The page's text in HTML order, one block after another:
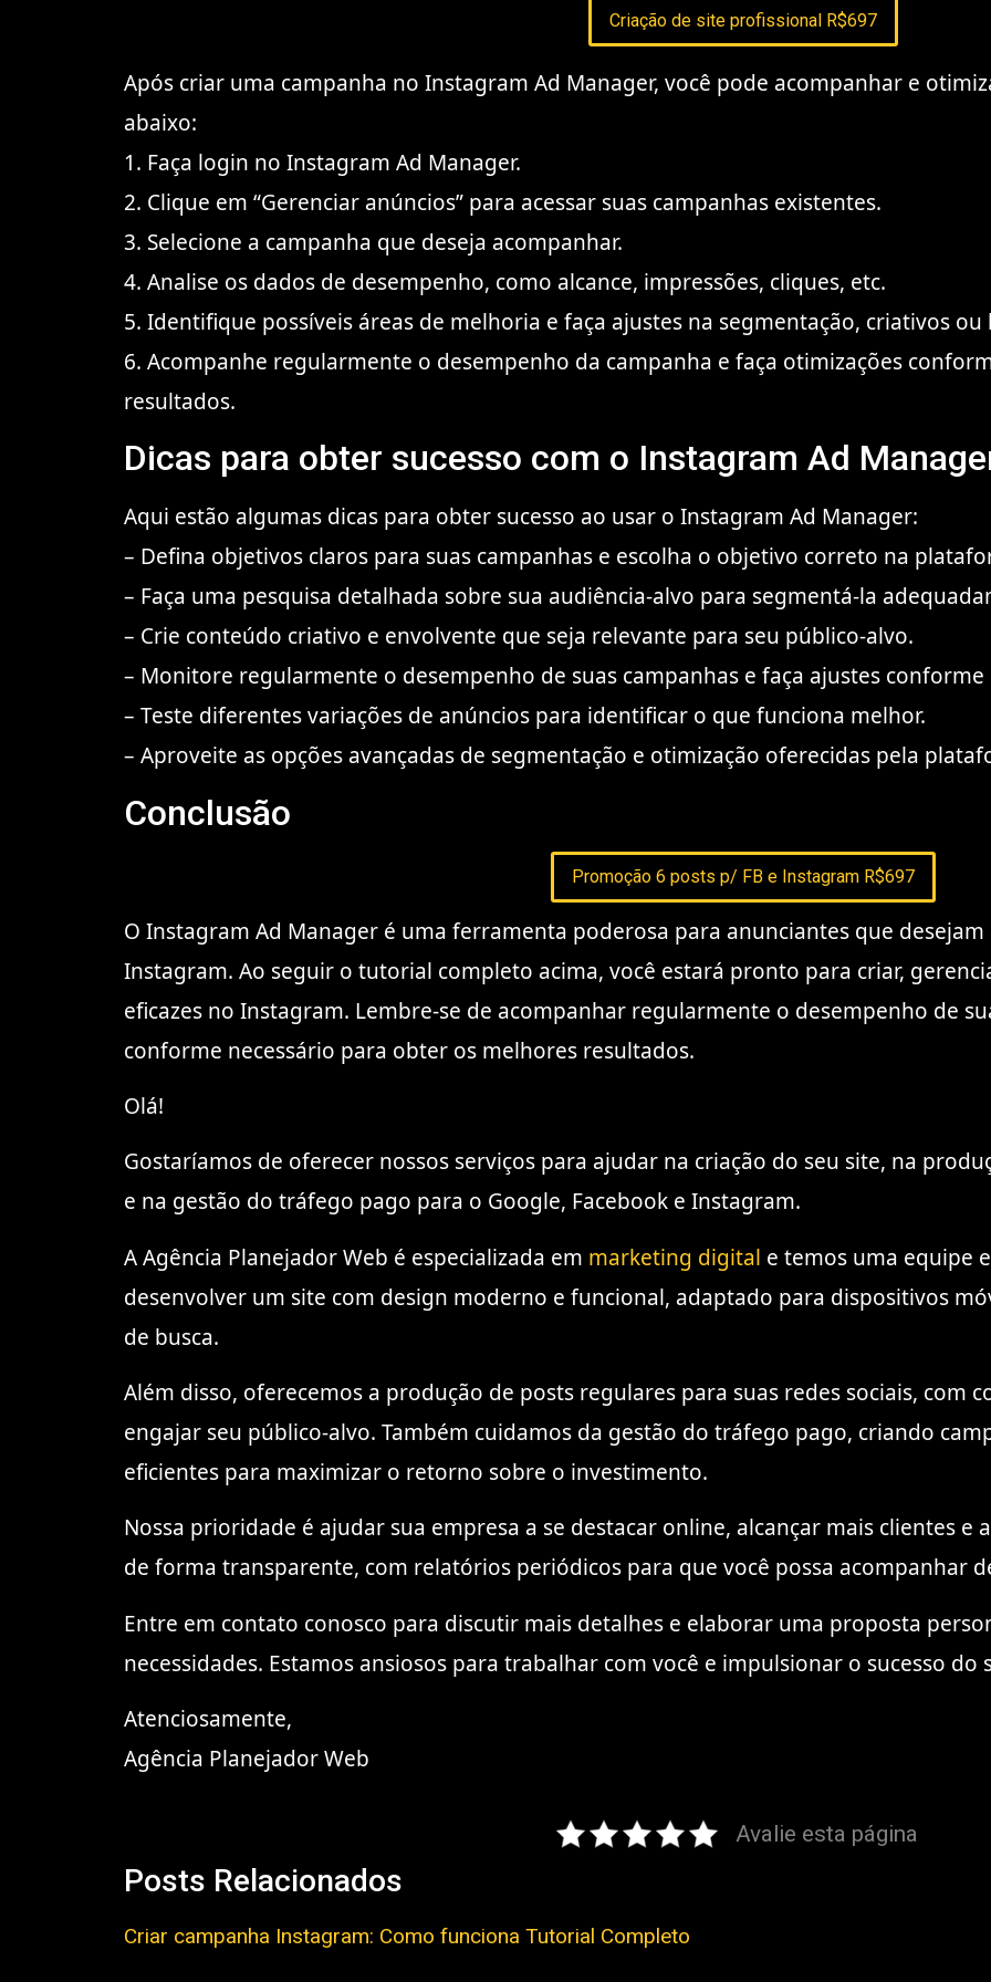
Criação de site profissional R$697
Após criar uma campanha no Instagram Ad Manager, você pode acompanhar e
abaixo:
1. Faça login no Instagram Ad Manager.
2. Clique em “Gerenciar anúncios” para acessar suas campanhas existentes.
3. Selecione a campanha que deseja acompanhar.
4. Analise os dados de desempenho, como alcance, impressões, cliques, etc.
5. Identifique possíveis áreas de melhoria e faça ajustes na segmentação, criativos ou
6. Acompanhe regularmente o desempenho da campanha e faça otimizações
resultados.
Dicas para obter sucesso com o Instagram Ad
Aqui estão algumas dicas para obter sucesso ao usar o Instagram Ad Manager:
– Defina objetivos claros para suas campanhas e escolha o objetivo correto na
– Faça uma pesquisa detalhada sobre sua audiência-alvo para segmentá-la
– Crie conteúdo criativo e envolvente que seja relevante para seu público-alvo.
– Monitore regularmente o desempenho de suas campanhas e faça ajustes conforme
– Teste diferentes variações de anúncios para identificar o que funciona melhor.
– Aproveite as opções avançadas de segmentação e otimização oferecidas pela
Conclusão
Promoção 6 posts p/ FB e Instagram R$697
O Instagram Ad Manager é uma ferramenta poderosa para anunciantes que
Instagram. Ao seguir o tutorial completo acima, você estará pronto para criar,
eficazes no Instagram. Lembre-se de acompanhar regularmente o desempenho de
conforme necessário para obter os melhores resultados.
Olá!
Gostaríamos de oferecer nossos serviços para ajudar na criação do seu site, na
e na gestão do tráfego pago para o Google, Facebook e Instagram.
A Agência Planejador Web é especializada em marketing digital e temos uma equipe
desenvolver um site com design moderno e funcional, adaptado para dispositivos
de busca.
Além disso, oferecemos a produção de posts regulares para suas redes sociais, com
engajar seu público-alvo. Também cuidamos da gestão do tráfego pago, criando
eficientes para maximizar o retorno sobre o investimento.
Nossa prioridade é ajudar sua empresa a se destacar online, alcançar mais clientes e
de forma transparente, com relatórios periódicos para que você possa acompanhar
Entre em contato conosco para discutir mais detalhes e elaborar uma proposta
necessidades. Estamos ansiosos para trabalhar com você e impulsionar o sucesso do
Atenciosamente,
Agência Planejador Web
Avalie esta página
Posts Relacionados
Criar campanha Instagram: Como funciona Tutorial Completo